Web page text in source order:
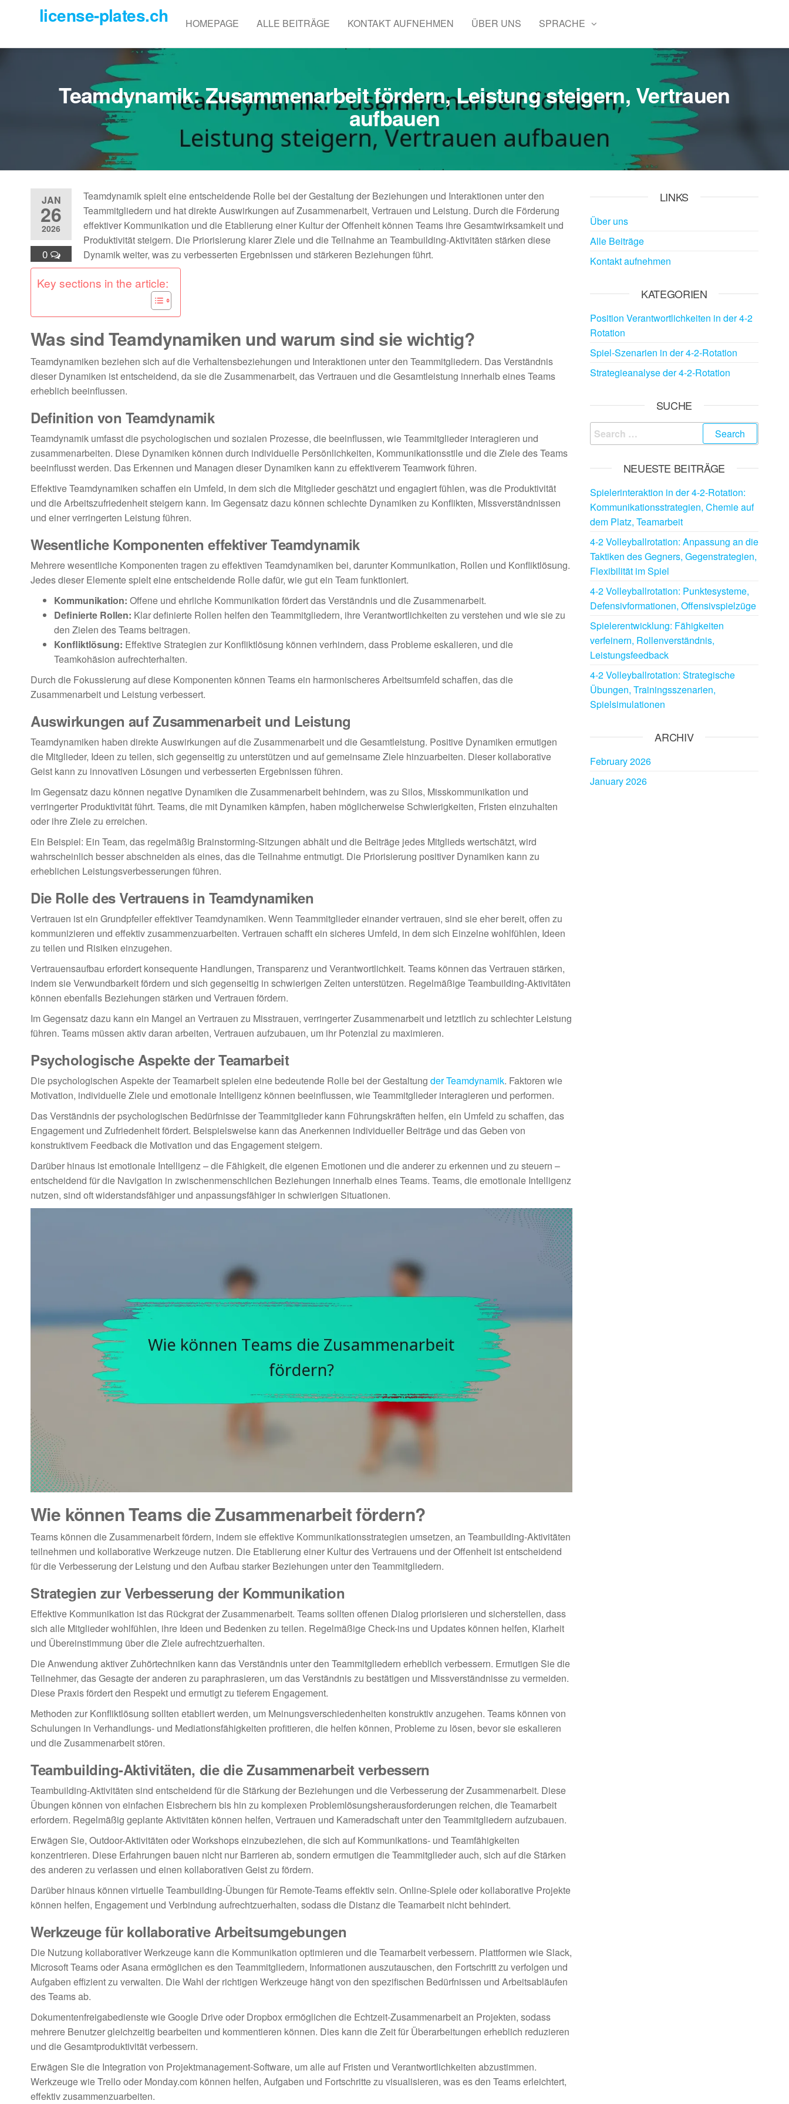
content
license-plates.ch HOMEPAGE ALLE BEITRÄGE KONTAKT AUFNEHMEN ÜBER UNS SPRACHE
Teamdynamik: Zusammenarbeit fördern, Leistung steigern, Vertrauen
aufbauen
JAN
26
2026
0
Teamdynamik spielt eine entscheidende Rolle bei der Gestaltung der Beziehungen und Interaktionen unter den
Teammitgliedern und hat direkte Auswirkungen auf Zusammenarbeit, Vertrauen und Leistung. Durch die Förderung
effektiver Kommunikation und die Etablierung einer Kultur der Offenheit können Teams ihre Gesamtwirksamkeit und
Produktivität steigern. Die Priorisierung klarer Ziele und die Teilnahme an Teambuilding-Aktivitäten stärken diese
Dynamik weiter, was zu verbesserten Ergebnissen und stärkeren Beziehungen führt.
Key sections in the article:
Was sind Teamdynamiken und warum sind sie wichtig?
Teamdynamiken beziehen sich auf die Verhaltensbeziehungen und Interaktionen unter den Teammitgliedern. Das Verständnis
dieser Dynamiken ist entscheidend, da sie die Zusammenarbeit, das Vertrauen und die Gesamtleistung innerhalb eines Teams
erheblich beeinflussen.
Definition von Teamdynamik
Teamdynamik umfasst die psychologischen und sozialen Prozesse, die beeinflussen, wie Teammitglieder interagieren und
zusammenarbeiten. Diese Dynamiken können durch individuelle Persönlichkeiten, Kommunikationsstile und die Ziele des Teams
beeinflusst werden. Das Erkennen und Managen dieser Dynamiken kann zu effektiverem Teamwork führen.
Effektive Teamdynamiken schaffen ein Umfeld, in dem sich die Mitglieder geschätzt und engagiert fühlen, was die Produktivität
und die Arbeitszufriedenheit steigern kann. Im Gegensatz dazu können schlechte Dynamiken zu Konflikten, Missverständnissen
und einer verringerten Leistung führen.
Wesentliche Komponenten effektiver Teamdynamik
Mehrere wesentliche Komponenten tragen zu effektiven Teamdynamiken bei, darunter Kommunikation, Rollen und Konfliktlösung.
Jedes dieser Elemente spielt eine entscheidende Rolle dafür, wie gut ein Team funktioniert.
Kommunikation: Offene und ehrliche Kommunikation fördert das Verständnis und die Zusammenarbeit.
Definierte Rollen: Klar definierte Rollen helfen den Teammitgliedern, ihre Verantwortlichkeiten zu verstehen und wie sie zu
den Zielen des Teams beitragen.
Konfliktlösung: Effektive Strategien zur Konfliktlösung können verhindern, dass Probleme eskalieren, und die
Teamkohäsion aufrechterhalten.
Durch die Fokussierung auf diese Komponenten können Teams ein harmonischeres Arbeitsumfeld schaffen, das die
Zusammenarbeit und Leistung verbessert.
Auswirkungen auf Zusammenarbeit und Leistung
Teamdynamiken haben direkte Auswirkungen auf die Zusammenarbeit und die Gesamtleistung. Positive Dynamiken ermutigen
die Mitglieder, Ideen zu teilen, sich gegenseitig zu unterstützen und auf gemeinsame Ziele hinzuarbeiten. Dieser kollaborative
Geist kann zu innovativen Lösungen und verbesserten Ergebnissen führen.
Im Gegensatz dazu können negative Dynamiken die Zusammenarbeit behindern, was zu Silos, Misskommunikation und
verringerter Produktivität führt. Teams, die mit Dynamiken kämpfen, haben möglicherweise Schwierigkeiten, Fristen einzuhalten
oder ihre Ziele zu erreichen.
Ein Beispiel: Ein Team, das regelmäßig Brainstorming-Sitzungen abhält und die Beiträge jedes Mitglieds wertschätzt, wird
wahrscheinlich besser abschneiden als eines, das die Teilnahme entmutigt. Die Priorisierung positiver Dynamiken kann zu
erheblichen Leistungsverbesserungen führen.
Die Rolle des Vertrauens in Teamdynamiken
Vertrauen ist ein Grundpfeiler effektiver Teamdynamiken. Wenn Teammitglieder einander vertrauen, sind sie eher bereit, offen zu
kommunizieren und effektiv zusammenzuarbeiten. Vertrauen schafft ein sicheres Umfeld, in dem sich Einzelne wohlfühlen, Ideen
zu teilen und Risiken einzugehen.
Vertrauensaufbau erfordert konsequente Handlungen, Transparenz und Verantwortlichkeit. Teams können das Vertrauen stärken,
indem sie Verwundbarkeit fördern und sich gegenseitig in schwierigen Zeiten unterstützen. Regelmäßige Teambuilding-Aktivitäten
können ebenfalls Beziehungen stärken und Vertrauen fördern.
Im Gegensatz dazu kann ein Mangel an Vertrauen zu Misstrauen, verringerter Zusammenarbeit und letztlich zu schlechter Leistung
führen. Teams müssen aktiv daran arbeiten, Vertrauen aufzubauen, um ihr Potenzial zu maximieren.
Psychologische Aspekte der Teamarbeit
Die psychologischen Aspekte der Teamarbeit spielen eine bedeutende Rolle bei der Gestaltung der Teamdynamik. Faktoren wie
Motivation, individuelle Ziele und emotionale Intelligenz können beeinflussen, wie Teammitglieder interagieren und performen.
Das Verständnis der psychologischen Bedürfnisse der Teammitglieder kann Führungskräften helfen, ein Umfeld zu schaffen, das
Engagement und Zufriedenheit fördert. Beispielsweise kann das Anerkennen individueller Beiträge und das Geben von
konstruktivem Feedback die Motivation und das Engagement steigern.
Darüber hinaus ist emotionale Intelligenz – die Fähigkeit, die eigenen Emotionen und die anderer zu erkennen und zu steuern –
entscheidend für die Navigation in zwischenmenschlichen Beziehungen innerhalb eines Teams. Teams, die emotionale Intelligenz
nutzen, sind oft widerstandsfähiger und anpassungsfähiger in schwierigen Situationen.
Wie können Teams die Zusammenarbeit fördern?
Teams können die Zusammenarbeit fördern, indem sie effektive Kommunikationsstrategien umsetzen, an Teambuilding-Aktivitäten
teilnehmen und kollaborative Werkzeuge nutzen. Die Etablierung einer Kultur des Vertrauens und der Offenheit ist entscheidend
für die Verbesserung der Leistung und den Aufbau starker Beziehungen unter den Teammitgliedern.
Strategien zur Verbesserung der Kommunikation
Effektive Kommunikation ist das Rückgrat der Zusammenarbeit. Teams sollten offenen Dialog priorisieren und sicherstellen, dass
sich alle Mitglieder wohlfühlen, ihre Ideen und Bedenken zu teilen. Regelmäßige Check-ins und Updates können helfen, Klarheit
und Übereinstimmung über die Ziele aufrechtzuerhalten.
Die Anwendung aktiver Zuhörtechniken kann das Verständnis unter den Teammitgliedern erheblich verbessern. Ermutigen Sie die
Teilnehmer, das Gesagte der anderen zu paraphrasieren, um das Verständnis zu bestätigen und Missverständnisse zu vermeiden.
Diese Praxis fördert den Respekt und ermutigt zu tieferem Engagement.
Methoden zur Konfliktlösung sollten etabliert werden, um Meinungsverschiedenheiten konstruktiv anzugehen. Teams können von
Schulungen in Verhandlungs- und Mediationsfähigkeiten profitieren, die helfen können, Probleme zu lösen, bevor sie eskalieren
und die Zusammenarbeit stören.
Teambuilding-Aktivitäten, die die Zusammenarbeit verbessern
Teambuilding-Aktivitäten sind entscheidend für die Stärkung der Beziehungen und die Verbesserung der Zusammenarbeit. Diese
Übungen können von einfachen Eisbrechern bis hin zu komplexen Problemlösungsherausforderungen reichen, die Teamarbeit
erfordern. Regelmäßig geplante Aktivitäten können helfen, Vertrauen und Kameradschaft unter den Teammitgliedern aufzubauen.
Erwägen Sie, Outdoor-Aktivitäten oder Workshops einzubeziehen, die sich auf Kommunikations- und Teamfähigkeiten
konzentrieren. Diese Erfahrungen bauen nicht nur Barrieren ab, sondern ermutigen die Teammitglieder auch, sich auf die Stärken
des anderen zu verlassen und einen kollaborativen Geist zu fördern.
Darüber hinaus können virtuelle Teambuilding-Übungen für Remote-Teams effektiv sein. Online-Spiele oder kollaborative Projekte
können helfen, Engagement und Verbindung aufrechtzuerhalten, sodass die Distanz die Teamarbeit nicht behindert.
Werkzeuge für kollaborative Arbeitsumgebungen
Die Nutzung kollaborativer Werkzeuge kann die Kommunikation optimieren und die Teamarbeit verbessern. Plattformen wie Slack,
Microsoft Teams oder Asana ermöglichen es den Teammitgliedern, Informationen auszutauschen, den Fortschritt zu verfolgen und
Aufgaben effizient zu verwalten. Die Wahl der richtigen Werkzeuge hängt von den spezifischen Bedürfnissen und Arbeitsabläufen
des Teams ab.
Dokumentenfreigabedienste wie Google Drive oder Dropbox ermöglichen die Echtzeit-Zusammenarbeit an Projekten, sodass
mehrere Benutzer gleichzeitig bearbeiten und kommentieren können. Dies kann die Zeit für Überarbeitungen erheblich reduzieren
und die Gesamtproduktivität verbessern.
Erwägen Sie die Integration von Projektmanagement-Software, um alle auf Fristen und Verantwortlichkeiten abzustimmen.
Werkzeuge wie Trello oder Monday.com können helfen, Aufgaben und Fortschritte zu visualisieren, was es den Teams erleichtert,
effektiv zusammenzuarbeiten.
LINKS
Über uns
Alle Beiträge
Kontakt aufnehmen
KATEGORIEN
Position Verantwortlichkeiten in der 4-2
Rotation
Spiel-Szenarien in der 4-2-Rotation
Strategieanalyse der 4-2-Rotation
SUCHE
Search
for:
NEUESTE BEITRÄGE
Spielerinteraktion in der 4-2-Rotation:
Kommunikationsstrategien, Chemie auf
dem Platz, Teamarbeit
4-2 Volleyballrotation: Anpassung an die
Taktiken des Gegners, Gegenstrategien,
Flexibilität im Spiel
4-2 Volleyballrotation: Punktesysteme,
Defensivformationen, Offensivspielzüge
Spielerentwicklung: Fähigkeiten
verfeinern, Rollenverständnis,
Leistungsfeedback
4-2 Volleyballrotation: Strategische
Übungen, Trainingsszenarien,
Spielsimulationen
ARCHIV
February 2026
January 2026